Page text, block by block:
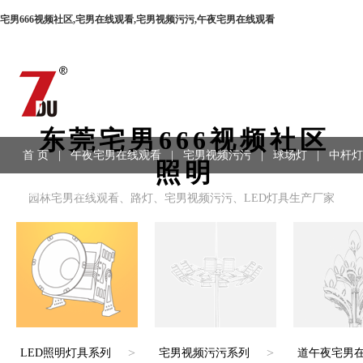
宅男666视频社区,宅男在线观看,宅男视频污污,午夜宅男在线观看
东莞宅男666视频社区
照明
园林宅男在线观看、路灯、宅男视频污污、LED灯具生产厂家
首 页 午夜宅男在线观看 宅男视频污污 | 球场灯 中杆灯
程案例 | 联系方式
LED照明灯具系列 > 宅男视频污污系列 > 道午夜宅男